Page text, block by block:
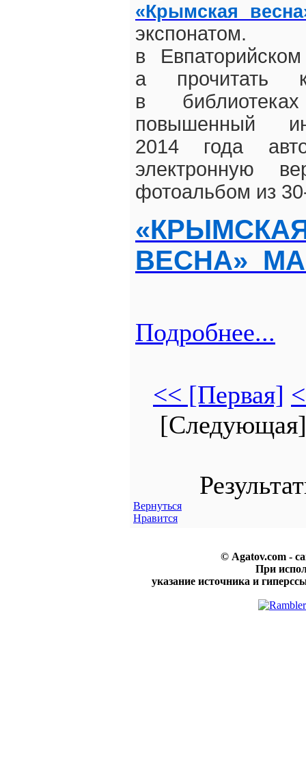
«Крымская
в
а прочитать
в
повышенный
2014 года
электронную
фотоальбом из
ВЕСНА»
Подробнее...
<< [Первая]
Вернуться
Нравится
© Agatov.com -
При
указание источника и